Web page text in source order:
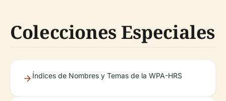
Colecciones Especiales
Índices de Nombres y Temas de la WPA-HRS